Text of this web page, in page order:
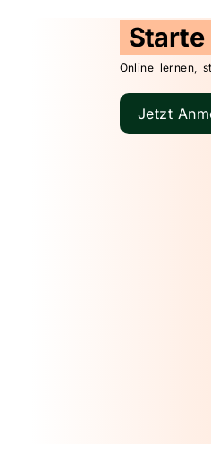
Starte
Online lernen,
Jetzt